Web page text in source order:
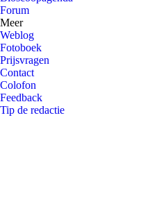
Forum
Meer
Weblog
Fotoboek
Prijsvragen
Contact
Colofon
Feedback
Tip de redactie